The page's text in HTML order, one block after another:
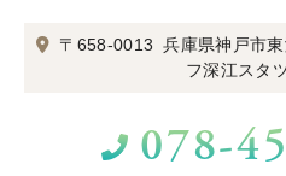
〒658-0013 兵庫県神戸市
フ深江スタ
078-